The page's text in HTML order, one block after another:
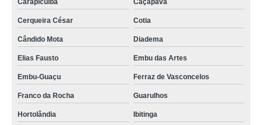
Carapicuíba Caçapava
Cerqueira César Cotia
Cândido Mota Diadema
Elias Fausto Embu das Artes
Embu-Guaçu Ferraz de Vasconcelos
Franco da Rocha Guarulhos
Hortolândia Ibitinga